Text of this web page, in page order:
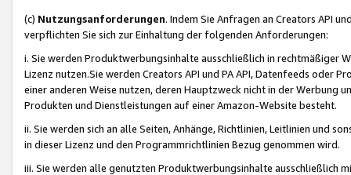
(c) Nutzungsanforderungen. Indem Sie Anfragen an Creators API
verpflichten Sie sich zur Einhaltung der folgenden Anforderungen:
i. Sie werden Produktwerbungsinhalte ausschließlich in rechtmäßiger
Lizenz nutzen.Sie werden Creators API und PA API, Datenfeeds oder
einer anderen Weise nutzen, deren Hauptzweck nicht in der Werbung
Produkten und Dienstleistungen auf einer Amazon-Website besteht.
ii. Sie werden sich an alle Seiten, Anhänge, Richtlinien, Leitlinien und
in dieser Lizenz und den Programmrichtlinien Bezug genommen wird.
iii. Sie werden alle genutzten Produktwerbungsinhalte ausschließlich